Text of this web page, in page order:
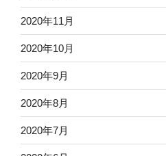
2020年11月
2020年10月
2020年9月
2020年8月
2020年7月